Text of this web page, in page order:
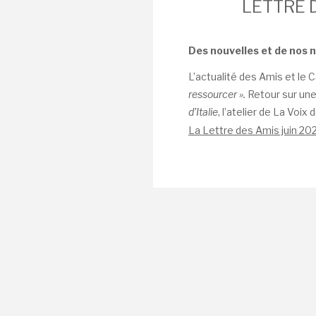
LETTRE
Des nouvelles et de nos
L’actualité des Amis et le
ressourcer ». Retour sur
d’Italie, l’atelier de La Voix
La Lettre des Amis juin